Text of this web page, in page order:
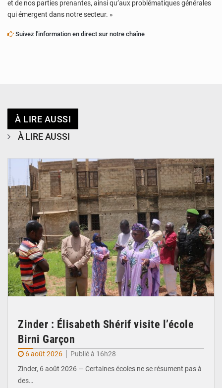
et de nos parties prenantes, ainsi qu’aux problématiques générales
qui émergent dans notre secteur. »
Suivez l'information en direct sur notre chaîne
À LIRE AUSSI
À LIRE AUSSI
Zinder : Élisabeth Shérif visite l’école
Birni Garçon
6 août 2026
Publié à 16h28
Zinder, 6 août 2026 — Certaines écoles ne se résument pas à
des…